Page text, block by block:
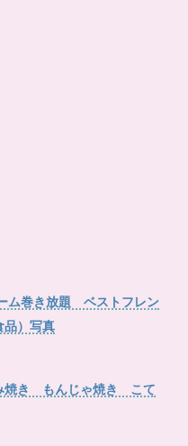
ム巻き放題 ベストフレン
品）写真
き もんじゃ焼き こて